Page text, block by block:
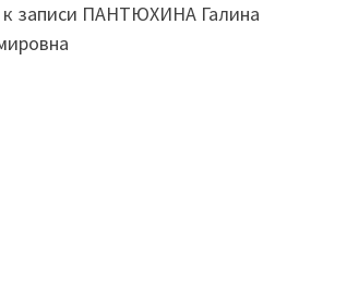
к записи ПАНТЮХИНА Галина